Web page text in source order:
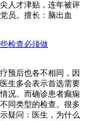
人才津贴，连年被评
员。擅长：脑出血
检查必须做
预后也各不相同，因
生多会表示首选需要
况。而确诊患者癫痫
同类型的检查。很多
疑问：医生，为什么